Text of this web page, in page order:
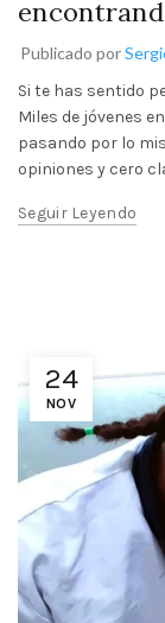
Publicado por
Si te has sentido
Miles de jóvenes
pasando por lo
opiniones y cero
Seguir Leyendo
24
NOV